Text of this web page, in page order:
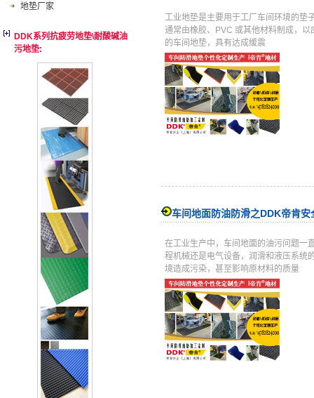
地垫厂家
DDK系列抗疲劳地垫\耐酸碱油
污地垫:
工业地垫是主要用于工厂车间环境的垫
通常由橡胶、PVC 或其他材料制成，
的车间地垫，具有达成缓震
车间地面防油防滑之DDK帝肯安
在工业生产中，车间地面的油污问题一
程机械还是电气设备，润滑和液压系统
境造成污染，甚至影响原材料的质量